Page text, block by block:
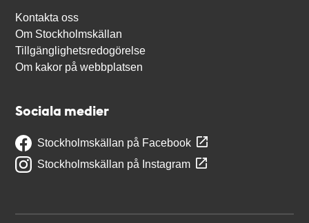
Kontakta oss
Om Stockholmskällan
Tillgänglighetsredogörelse
Om kakor på webbplatsen
Sociala medier
Stockholmskällan på Facebook
Stockholmskällan på Instagram